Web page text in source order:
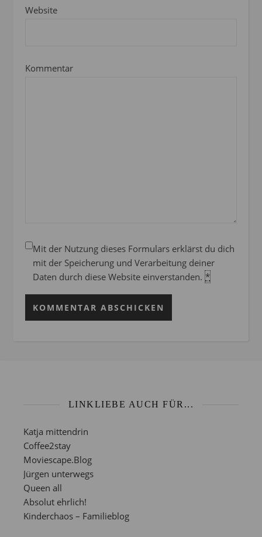
Website
Kommentar
Mit der Nutzung dieses Formulars erklärst du dich
mit der Speicherung und Verarbeitung deiner
Daten durch diese Website einverstanden. *
LINKLIEBE AUCH FÜR...
Katja mittendrin
Coffee2stay
Moviescape.Blog
Jürgen unterwegs
Queen all
Absolut ehrlich!
Kinderchaos – Familieblog